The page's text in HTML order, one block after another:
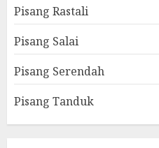
Pisang Rastali
Pisang Salai
Pisang Serendah
Pisang Tanduk